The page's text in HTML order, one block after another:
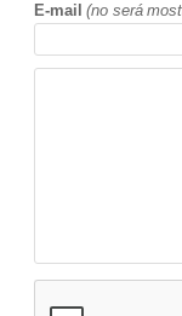
E-mail (no será